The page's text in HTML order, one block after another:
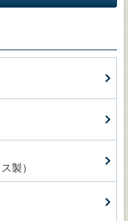
製）